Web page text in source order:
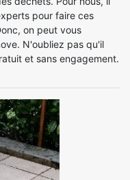
pour faire ces
on peut vous
N'oubliez pas qu'il
et sans engagement.